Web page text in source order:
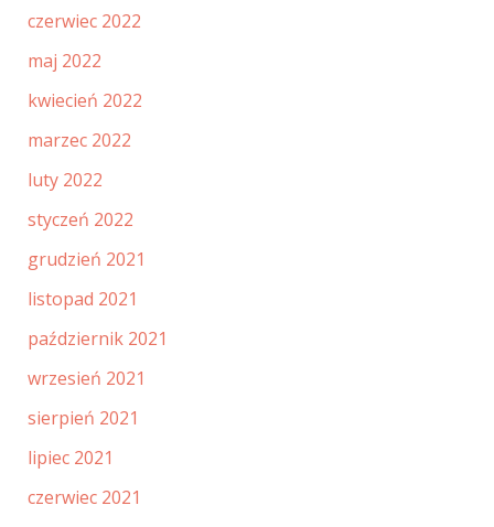
czerwiec 2022
maj 2022
kwiecień 2022
marzec 2022
luty 2022
styczeń 2022
grudzień 2021
listopad 2021
październik 2021
wrzesień 2021
sierpień 2021
lipiec 2021
czerwiec 2021